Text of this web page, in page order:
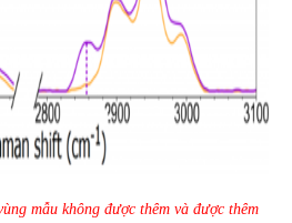
mẫu không được thêm và được thêm